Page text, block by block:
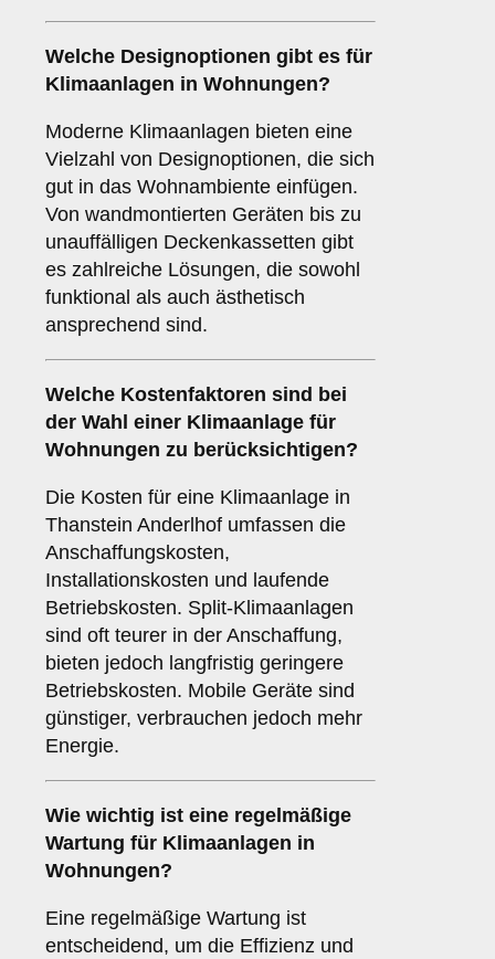
Welche Designoptionen gibt es für
Klimaanlagen in Wohnungen?
Moderne Klimaanlagen bieten eine
Vielzahl von Designoptionen, die sich
gut in das Wohnambiente einfügen.
Von wandmontierten Geräten bis zu
unauffälligen Deckenkassetten gibt
es zahlreiche Lösungen, die sowohl
funktional als auch ästhetisch
ansprechend sind.
Welche Kostenfaktoren sind bei
der Wahl einer Klimaanlage für
Wohnungen zu berücksichtigen?
Die Kosten für eine Klimaanlage in
Thanstein Anderlhof umfassen die
Anschaffungskosten,
Installationskosten und laufende
Betriebskosten. Split-Klimaanlagen
sind oft teurer in der Anschaffung,
bieten jedoch langfristig geringere
Betriebskosten. Mobile Geräte sind
günstiger, verbrauchen jedoch mehr
Energie.
Wie wichtig ist eine regelmäßige
Wartung für Klimaanlagen in
Wohnungen?
Eine regelmäßige Wartung ist
entscheidend, um die Effizienz und